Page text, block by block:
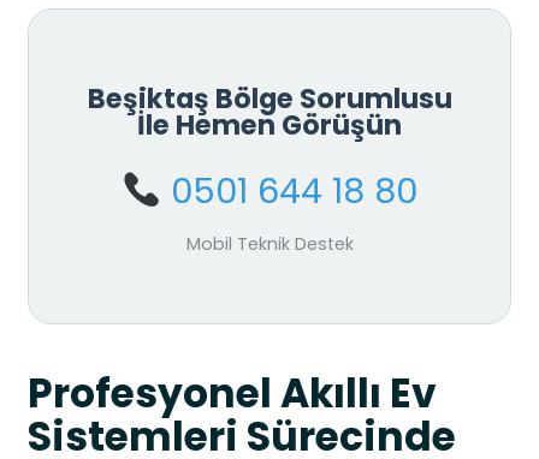
Beşiktaş Bölge Sorumlusu
İle Hemen Görüşün
0501 644 18 80
Mobil Teknik Destek
Profesyonel Akıllı Ev
Sistemleri Sürecinde